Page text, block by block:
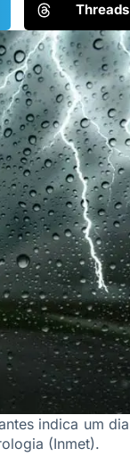
Threads
indica um
(Inmet).